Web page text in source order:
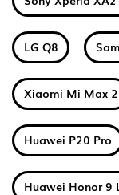
LG Q8
Xiaomi Mi Max 2
Huawei P20 Pro
Huawei Honor 9